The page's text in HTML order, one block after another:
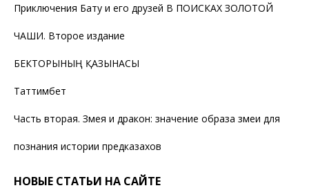
Приключения Бату и его друзей В ПОИСКАХ ЗОЛОТОЙ
ЧАШИ. Второе издание
БЕКТОРЫНЫҢ ҚАЗЫНАСЫ
Таттимбет
Часть вторая. Змея и дракон: значение образа змеи для
познания истории предказахов
НОВЫЕ СТАТЬИ НА САЙТЕ